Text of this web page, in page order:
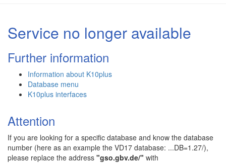
Service no longer available
Further information
Information about K10plus
Database menu
K10plus interfaces
Attention
If you are looking for a specific database and know the database
number (here as an example the VD17 database: ...DB=1.27/),
please replace the address "gso.gbv.de/" with